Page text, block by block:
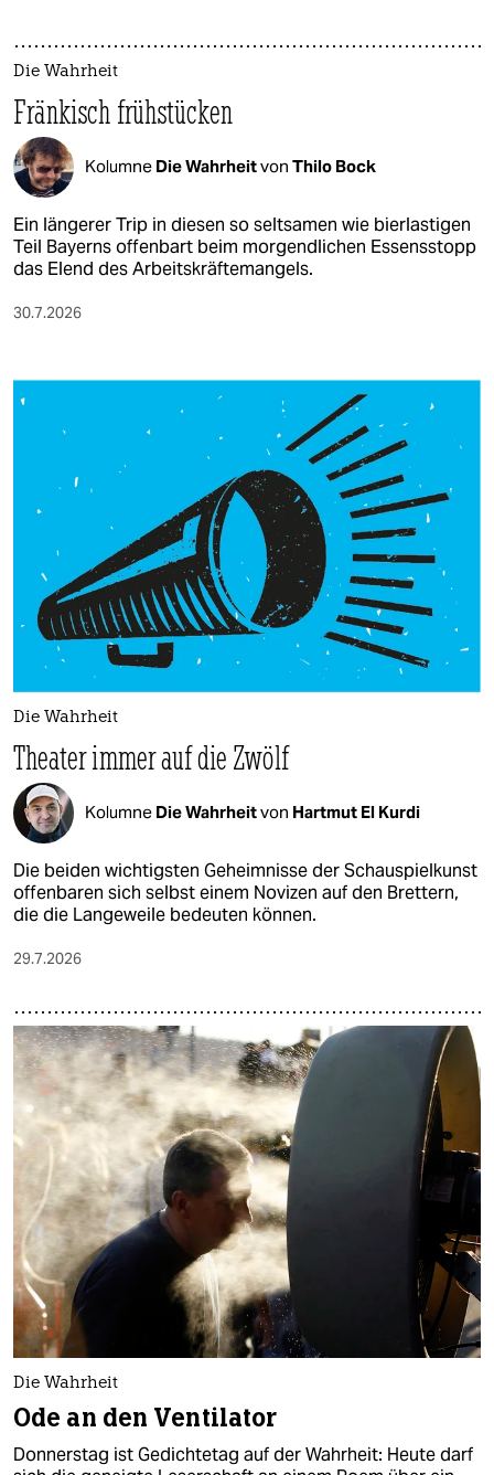
Die Wahrheit
Fränkisch frühstücken
Kolumne Die Wahrheitvon Thilo Bock
Ein längerer Trip in diesen so seltsamen wie bierlastigen
Teil Bayerns offenbart beim morgendlichen Essensstopp
das Elend des Arbeitskräftemangels.
30.7.2026
Die Wahrheit
Theater immer auf die Zwölf
Kolumne Die Wahrheitvon Hartmut El Kurdi
Die beiden wichtigsten Geheimnisse der Schauspielkunst
offenbaren sich selbst einem Novizen auf den Brettern,
die die Langeweile bedeuten können.
29.7.2026
Die Wahrheit
Ode an den Ventilator
Donnerstag ist Gedichtetag auf der Wahrheit: Heute darf